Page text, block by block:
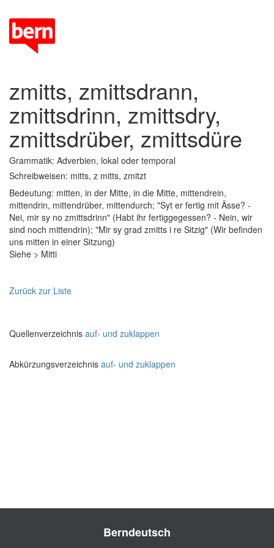
zmitts, zmittsdrann,
zmittsdrinn, zmittsdry,
zmittsdrüber, zmittsdüre
Grammatik: Adverbien, lokal oder temporal
Schreibweisen: mitts, z mitts, zmitzt
Bedeutung: mitten, in der Mitte, in die Mitte, mittendrein,
mittendrin, mittendrüber, mittendurch; "Syt er fertig mit Ässe? -
Nei, mir sy no zmittsdrinn" (Habt ihr fertiggegessen? - Nein, wir
sind noch mittendrin); "Mir sy grad zmitts i re Sitzig" (Wir befinden
uns mitten in einer Sitzung)
Siehe > Mitti
Zurück zur Liste
Quellenverzeichnis auf- und zuklappen
Abkürzungsverzeichnis auf- und zuklappen
Berndeutsch